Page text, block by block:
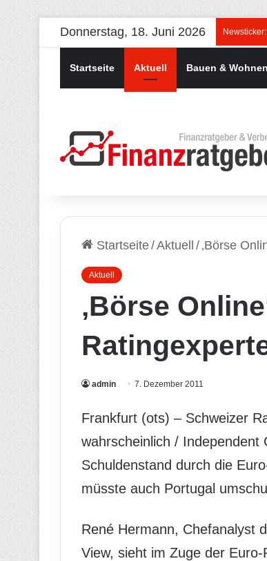
Donnerstag, 18. Juni 2026 Newsticker:
Startseite Aktuell Bauen & Wohnen
Startseite/Aktuell / ‚Börse
Aktuell
‚Börse
admin 7. Dezember 2011
Frankfurt (ots) – Schweizer
wahrscheinlich / Independent
Schuldenstand durch die
müsste auch Portugal
René Hermann, Chefanalyst
View, sieht im Zuge der